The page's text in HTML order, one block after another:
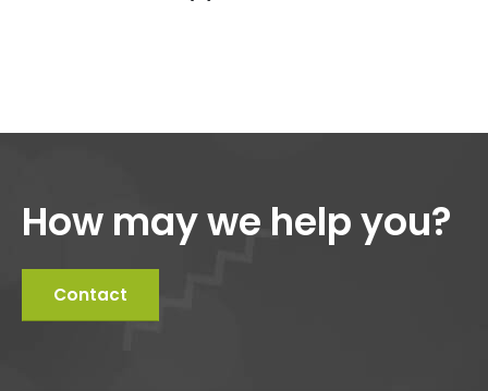
How may we help you?
Contact